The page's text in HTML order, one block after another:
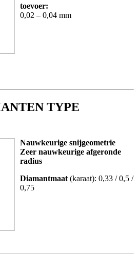
toevoer:
0,02 – 0,04 mm
TYPE
Nauwkeurige snijgeometrie
Zeer nauwkeurige afgeronde
radius
Diamantmaat (karaat): 0,33 / 0,5 /
0,75